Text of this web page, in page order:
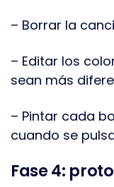
– Borrar la
– Editar los
sean más
– Pintar cada
cuando se
Fase 4: